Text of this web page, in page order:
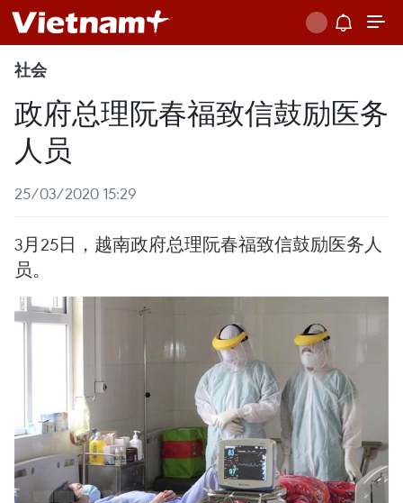
社会
政府总理阮春福致信鼓励医务
人员
25/03/2020 15:29
3月25日，越南政府总理阮春福致信鼓励医务人
员。